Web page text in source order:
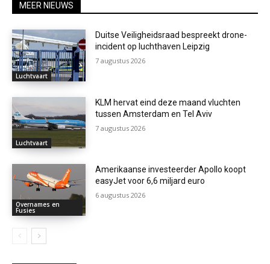
MEER NIEUWS
Luchtvaart
Duitse Veiligheidsraad bespreekt drone-
incident op luchthaven Leipzig
7 augustus 2026
Luchtvaart
KLM hervat eind deze maand vluchten
tussen Amsterdam en Tel Aviv
7 augustus 2026
Overnames en
Fusies
Amerikaanse investeerder Apollo koopt
easyJet voor 6,6 miljard euro
6 augustus 2026